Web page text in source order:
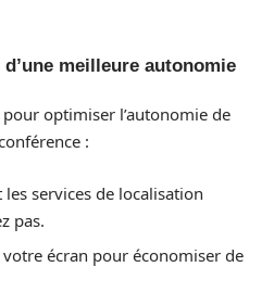
meilleure autonomie
optimiser l’autonomie de
:
services de localisation
pas.
écran pour économiser de